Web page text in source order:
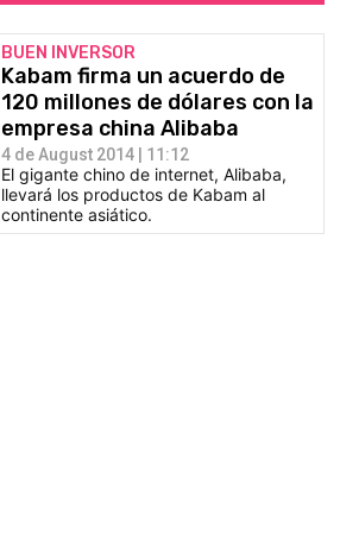
BUEN INVERSOR
Kabam firma un acuerdo de
120 millones de dólares con la
empresa china Alibaba
4 de August 2014 | 11:12
El gigante chino de internet, Alibaba,
llevará los productos de Kabam al
continente asiático.